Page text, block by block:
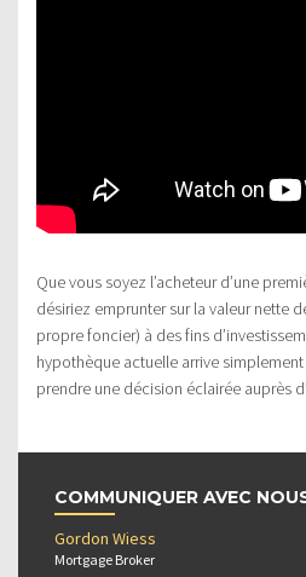
Que vous soyez l’acheteur d’une
désiriez emprunter sur la valeur nette
propre foncier) à des fins
hypothèque actuelle arrive
prendre une décision éclairée auprès
COMMUNIQUER AVEC
Gordon Wiess
Mortgage Broker